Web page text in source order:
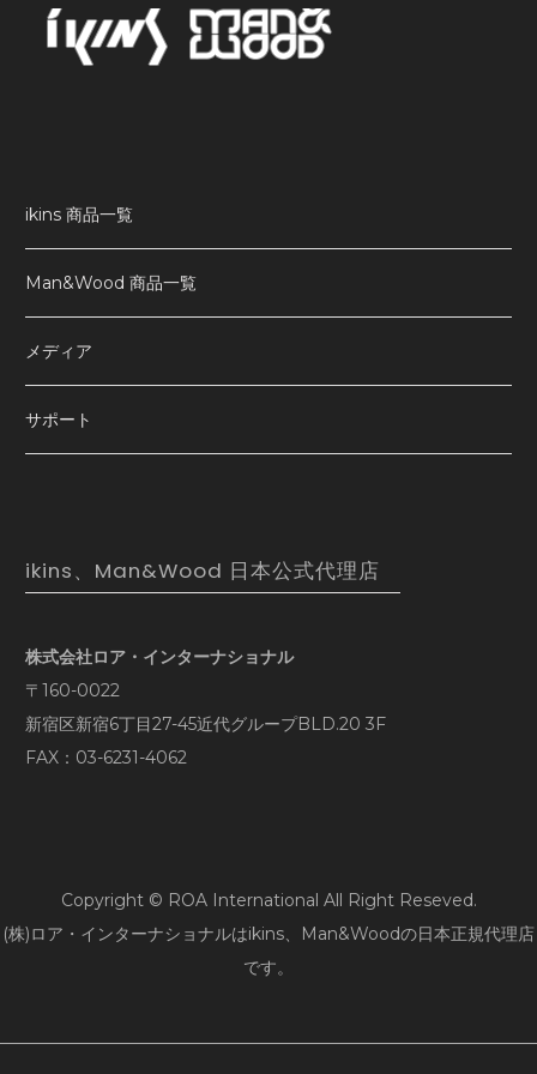
ikins 商品一覧
Man&Wood 商品一覧
メディア
サポート
ikins、Man&Wood 日本公式代理店
株式会社ロア・インターナショナル
〒160-0022
新宿区新宿6丁目27-45近代グループBLD.20 3F
FAX：03-6231-4062
Copyright © ROA International All Right Reseved.
(株)ロア・インターナショナルはikins、Man&Woodの日本正規代理店
です。